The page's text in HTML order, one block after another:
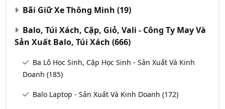
Bãi Giữ Xe Thông Minh (19)
Balo, Túi Xách, Cặp, Giỏ, Vali - Công Ty May Và
Sản Xuất Balo, Túi Xách (666)
Ba Lô Học Sinh, Cặp Học Sinh - Sản Xuất Và Kinh
Doanh (185)
Balo Laptop - Sản Xuất Và Kinh Doanh (172)